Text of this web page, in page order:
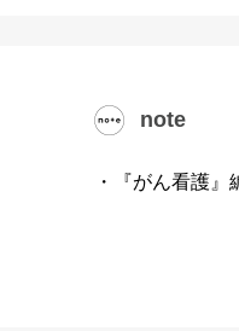
note
・『がん看護』